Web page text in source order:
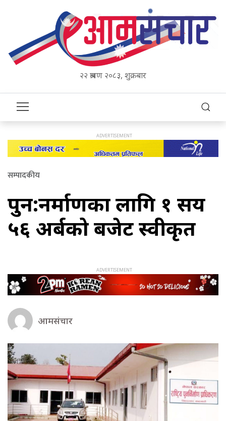
२२ श्रावण २०८३, शुक्रबार
सम्पादकीय
पुन:र्निर्माणका लागि १ सय
५६ अर्बको बजेट स्वीकृत
आमसंचार